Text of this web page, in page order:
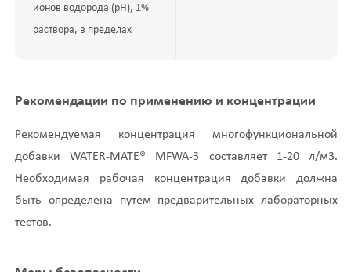
ионов водорода (pH), 1%
раствора, в пределах
Рекомендации по применению и концентрации
Рекомендуемая концентрация многофункциональной
добавки WATER-MATE® MFWA-3 составляет 1-20 л/м3.
Необходимая рабочая концентрация добавки должна
быть определена путем предварительных лабораторных
тестов.